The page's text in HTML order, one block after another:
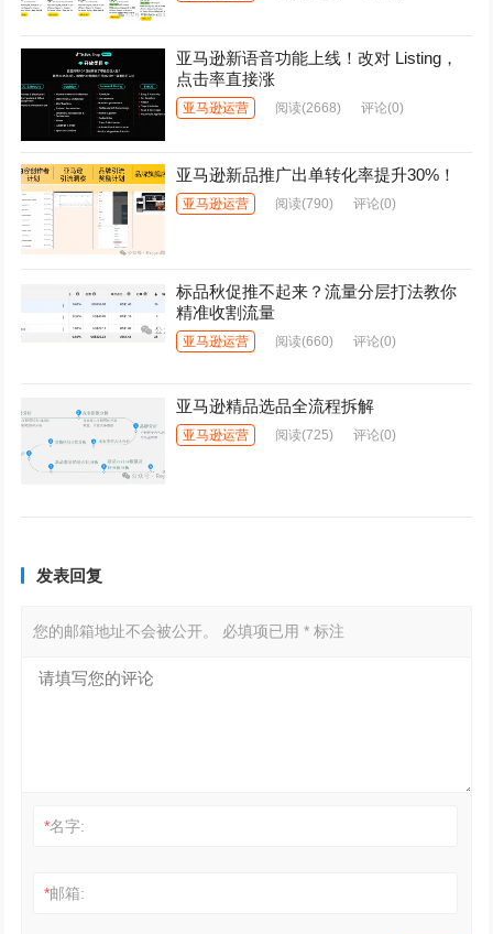
亚马逊新语音功能上线！改对 Listing，
点击率直接涨
亚马逊运营 阅读(2668) 评论(0)
亚马逊新品推广出单转化率提升30%！
亚马逊运营 阅读(790) 评论(0)
标品秋促推不起来？流量分层打法教你
精准收割流量
亚马逊运营 阅读(660) 评论(0)
亚马逊精品选品全流程拆解
亚马逊运营 阅读(725) 评论(0)
发表回复
您的邮箱地址不会被公开。 必填项已用* 标注
*名字:
*邮箱: